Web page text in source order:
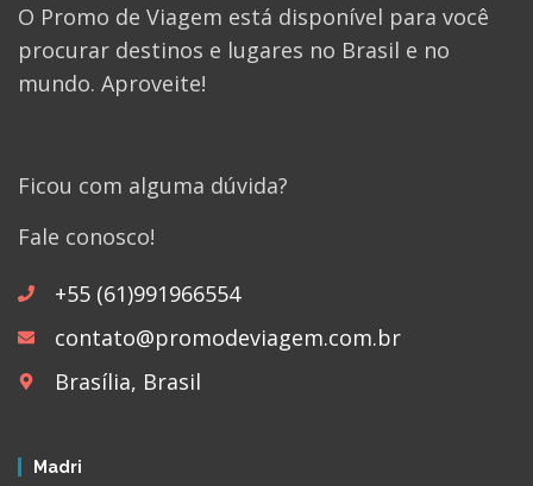
O Promo de Viagem está disponível para você
procurar destinos e lugares no Brasil e no
mundo. Aproveite!
Ficou com alguma dúvida?
Fale conosco!
+55 (61)991966554
contato@promodeviagem.com.br
Brasília, Brasil
Madri